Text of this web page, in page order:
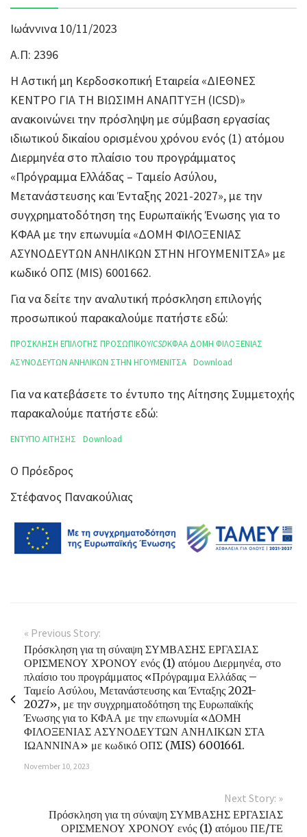
Ιωάννινα 10/11/2023
Α.Π: 2396
Η Αστική μη Κερδοσκοπική Εταιρεία «ΔΙΕΘΝΕΣ
ΚΕΝΤΡΟ ΓΙΑ ΤΗ ΒΙΩΣΙΜΗ ΑΝΑΠΤΥΞΗ (ICSD)»
ανακοινώνει την πρόσληψη με σύμβαση εργασίας
ιδιωτικού δικαίου ορισμένου χρόνου ενός (1) ατόμου
Διερμηνέα στο πλαίσιο του προγράμματος
«Πρόγραμμα Ελλάδας – Ταμείο Ασύλου,
Μετανάστευσης και Ένταξης 2021-2027», με την
συγχρηματοδότηση της Ευρωπαϊκής Ένωσης για το
ΚΦΑΑ με την επωνυμία «ΔΟΜΗ ΦΙΛΟΞΕΝΙΑΣ
ΑΣΥΝΟΔΕΥΤΩΝ ΑΝΗΛΙΚΩΝ ΣΤΗΝ ΗΓΟΥΜΕΝΙΤΣΑ» με
κωδικό ΟΠΣ (MIS) 6001662.
Για να δείτε την αναλυτική πρόσκληση επιλογής
προσωπικού παρακαλούμε πατήστε εδώ:
ΠΡΟΣΚΛΗΣΗ ΕΠΙΛΟΓΗΣ ΠΡΟΣΩΠΙΚΟΥICSDΚΦΑΑ ΔΟΜΗ ΦΙΛΟΞΕΝΙΑΣ
ΑΣΥΝΟΔΕΥΤΩΝ ΑΝΗΛΙΚΩΝ ΣΤΗΝ ΗΓΟΥΜΕΝΙΤΣΑ
Download
Για να κατεβάσετε το έντυπο της Αίτησης Συμμετοχής
παρακαλούμε πατήστε εδώ:
ΕΝΤΥΠΟ ΑΙΤΗΣΗΣ Download
Ο Πρόεδρος
Στέφανος Πανακούλιας
« Previous Story:
Πρόσκληση για τη σύναψη ΣΥΜΒΑΣΗΣ ΕΡΓΑΣΙΑΣ
ΟΡΙΣΜΕΝΟΥ ΧΡΟΝΟΥ ενός (1) ατόμου Διερμηνέα, στο
πλαίσιο του προγράμματος «Πρόγραμμα Ελλάδας –
Ταμείο Ασύλου, Μετανάστευσης και Ένταξης 2021-
2027», με την συγχρηματοδότηση της Ευρωπαϊκής
Ένωσης για το ΚΦΑΑ με την επωνυμία «ΔΟΜΗ
ΦΙΛΟΞΕΝΙΑΣ ΑΣΥΝΟΔΕΥΤΩΝ ΑΝΗΛΙΚΩΝ ΣΤΑ
ΙΩΑΝΝΙΝΑ» με κωδικό ΟΠΣ (MIS) 6001661.
November 10, 2023
Next Story: »
Πρόσκληση για τη σύναψη ΣΥΜΒΑΣΗΣ ΕΡΓΑΣΙΑΣ
ΟΡΙΣΜΕΝΟΥ ΧΡΟΝΟΥ ενός (1) ατόμου ΠΕ/ΤΕ